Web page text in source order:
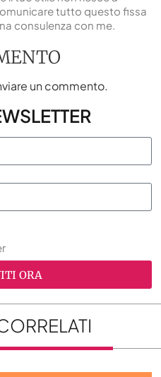
tutto questo fissa
consulenza con me.
un commento.
ORA